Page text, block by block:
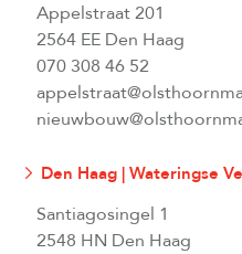
Appelstraat 201
2564 EE Den Haag
070 308 46 52
Den Haag | Wateringse
Santiagosingel 1
2548 HN Den Haag